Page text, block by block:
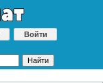
Войти